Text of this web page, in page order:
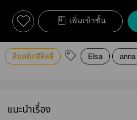
เพิ่มเข้าชั้น
ลิปสติกสีลิลลี่ Elsa anna
แนะนำเรื่อง